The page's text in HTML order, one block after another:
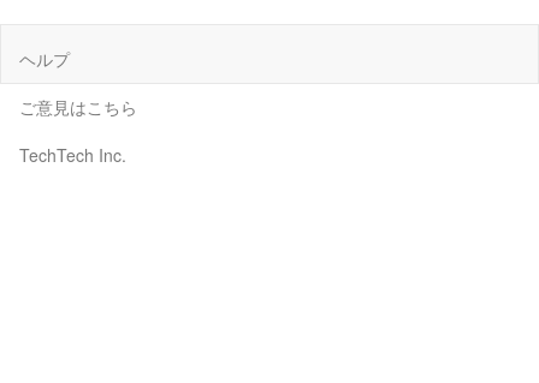
ヘルプ
ご意見はこちら
TechTech Inc.